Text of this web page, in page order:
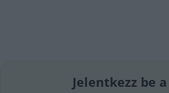
Jelentkezz be